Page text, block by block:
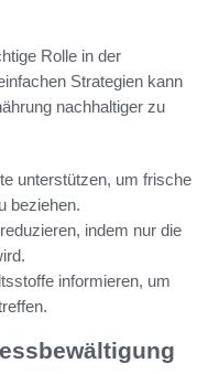
Rolle in der
Strategien kann
nachhaltiger zu
unterstützen, um frische
beziehen.
indem nur die
informieren, um